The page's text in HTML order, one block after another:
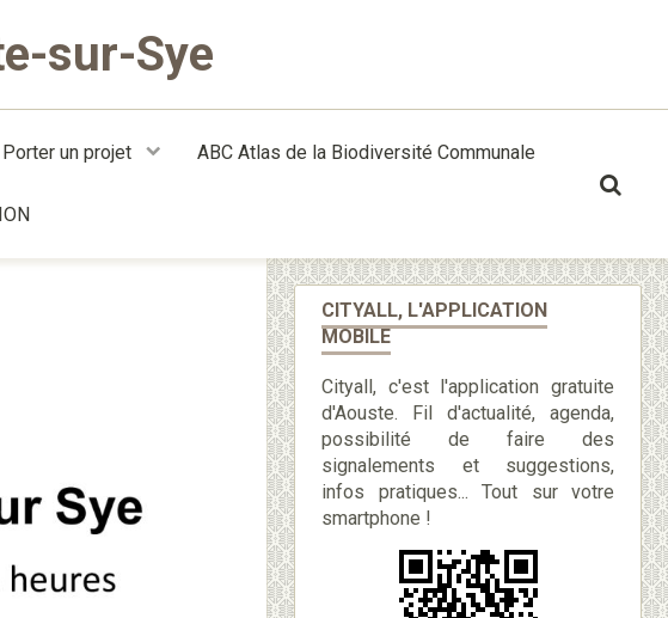
sur-Sye
un projet ABC Atlas de la Biodiversité Communale
CITYALL, L'APPLICATION
MOBILE
Cityall, c'est l'application gratuite
d'Aouste. Fil d'actualité, agenda,
possibilité de faire des
signalements et suggestions,
infos pratiques... Tout sur votre
smartphone !